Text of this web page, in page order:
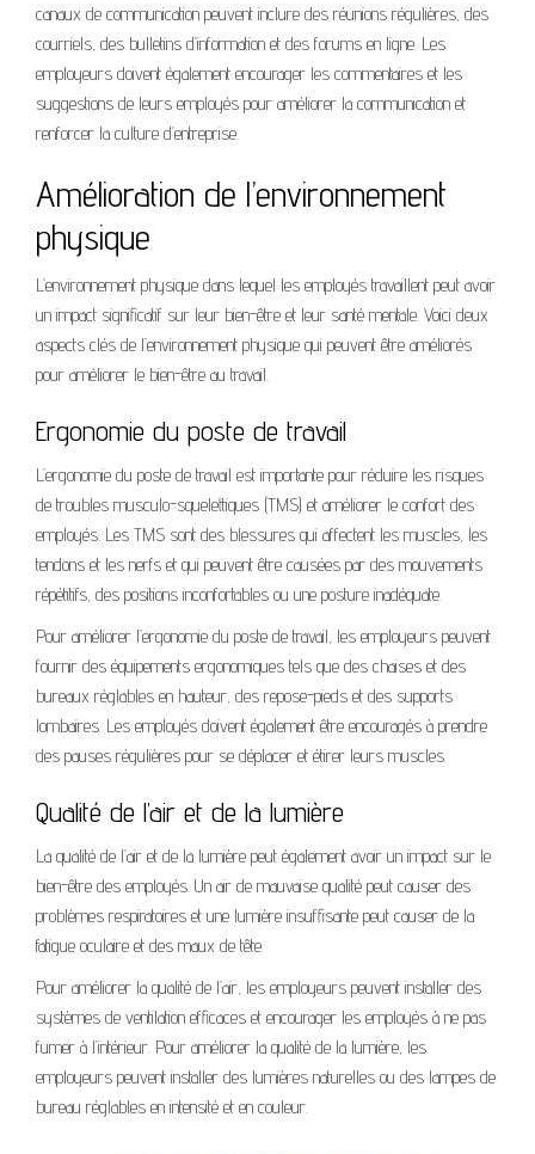
canaux de communication peuvent inclure des réunions régulières, des
courriels, des bulletins d’information et des forums en ligne. Les
employeurs doivent également encourager les commentaires et les
suggestions de leurs employés pour améliorer la communication et
renforcer la culture d’entreprise.
Amélioration de l’environnement
physique
L’environnement physique dans lequel les employés travaillent peut avoir
un impact significatif sur leur bien-être et leur santé mentale. Voici deux
aspects clés de l’environnement physique qui peuvent être améliorés
pour améliorer le bien-être au travail.
Ergonomie du poste de travail
L’ergonomie du poste de travail est importante pour réduire les risques
de troubles musculo-squelettiques (TMS) et améliorer le confort des
employés. Les TMS sont des blessures qui affectent les muscles, les
tendons et les nerfs et qui peuvent être causées par des mouvements
répétitifs, des positions inconfortables ou une posture inadéquate.
Pour améliorer l’ergonomie du poste de travail, les employeurs peuvent
fournir des équipements ergonomiques tels que des chaises et des
bureaux réglables en hauteur, des repose-pieds et des supports
lombaires. Les employés doivent également être encouragés à prendre
des pauses régulières pour se déplacer et étirer leurs muscles.
Qualité de l’air et de la lumière
La qualité de l’air et de la lumière peut également avoir un impact sur le
bien-être des employés. Un air de mauvaise qualité peut causer des
problèmes respiratoires et une lumière insuffisante peut causer de la
fatigue oculaire et des maux de tête.
Pour améliorer la qualité de l’air, les employeurs peuvent installer des
systèmes de ventilation efficaces et encourager les employés à ne pas
fumer à l’intérieur. Pour améliorer la qualité de la lumière, les
employeurs peuvent installer des lumières naturelles ou des lampes de
bureau réglables en intensité et en couleur.